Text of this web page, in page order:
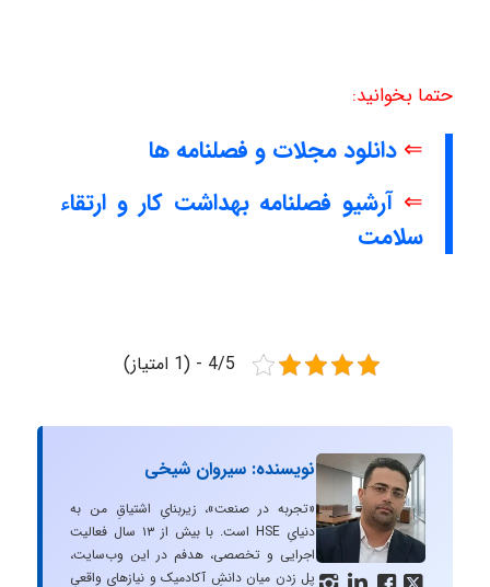
حتما بخوانید:
⇐ دانلود مجلات و فصلنامه ها
⇐آرشیو فصلنامه بهداشت کار و ارتقاء
سلامت
4/5 - (1 امتیاز)
نویسنده: سیروان شیخی
«تجربه در صنعت»، زیربنایِ اشتیاقِ من به
دنیایِ HSE است. با بیش از ۱۳ سال فعالیت
اجرایی و تخصصی، هدفم در این وب‌سایت،
پل زدن میان دانشِ آکادمیک و نیازهای واقعیِ